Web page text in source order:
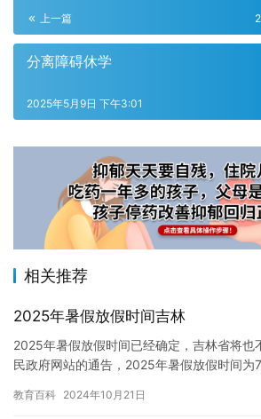
上一篇
分离障碍休学
2025年5月9日 下午3:01
相关推荐
2025年暑假放假时间吉林
2025年暑假放假时间已经确定，吉林省将也
民政府网站的通告，2025年暑假放假时间为
教育百科 2024年10月21日